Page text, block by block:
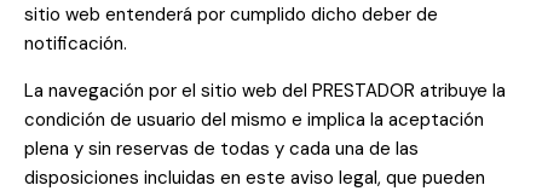
sitio web entenderá por cumplido dicho deber de
notificación.
La navegación por el sitio web del PRESTADOR atribuye la
condición de usuario del mismo e implica la aceptación
plena y sin reservas de todas y cada una de las
disposiciones incluidas en este aviso legal, que pueden